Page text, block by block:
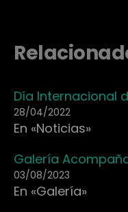
Día Internacional
28/04/2022
En «Noticias»
Galería
03/08/2023
En «Galería»